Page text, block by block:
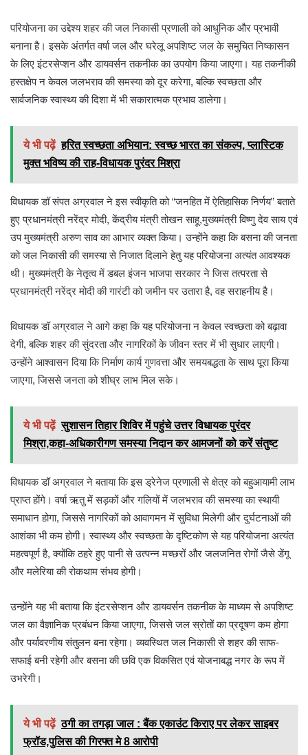
परियोजना का उद्देश्य शहर की जल निकासी प्रणाली को आधुनिक और प्रभावी
बनाना है। इसके अंतर्गत वर्षा जल और घरेलू अपशिष्ट जल के समुचित निष्कासन
के लिए इंटरसेप्शन और डायवर्सन तकनीक का उपयोग किया जाएगा। यह तकनीकी
हस्तक्षेप न केवल जलभराव की समस्या को दूर करेगा, बल्कि स्वच्छता और
सार्वजनिक स्वास्थ्य की दिशा में भी सकारात्मक प्रभाव डालेगा।
ये भी पढ़ें हरित स्वच्छता अभियान: स्वच्छ भारत का संकल्प, प्लास्टिक
मुक्त भविष्य की राह-विधायक पुरंदर मिश्रा
विधायक डॉ संपत अग्रवाल ने इस स्वीकृति को “जनहित में ऐतिहासिक निर्णय” बताते
हुए प्रधानमंत्री नरेंद्र मोदी, केंद्रीय मंत्री तोखन साहू,मुख्यमंत्री विष्णु देव साय एवं
उप मुख्यमंत्री अरुण साव का आभार व्यक्त किया। उन्होंने कहा कि बसना की जनता
को जल निकासी की समस्या से निजात दिलाने हेतु यह परियोजना अत्यंत आवश्यक
थी। मुख्यमंत्री के नेतृत्व में डबल इंजन भाजपा सरकार ने जिस तत्परता से
प्रधानमंत्री नरेंद्र मोदी की गारंटी को जमीन पर उतारा है, वह सराहनीय है।
विधायक डॉ अग्रवाल ने आगे कहा कि यह परियोजना न केवल स्वच्छता को बढ़ावा
देगी, बल्कि शहर की सुंदरता और नागरिकों के जीवन स्तर में भी सुधार लाएगी।
उन्होंने आश्वासन दिया कि निर्माण कार्य गुणवत्ता और समयबद्धता के साथ पूरा किया
जाएगा, जिससे जनता को शीघ्र लाभ मिल सके।
ये भी पढ़ें सुशासन तिहार शिविर में पहुंचे उत्तर विधायक पुरंदर
मिश्रा,कहा-अधिकारीगण समस्या निदान कर आमजनों को करें संतुष्ट
विधायक डॉ अग्रवाल ने बताया कि इस ड्रेनेज प्रणाली से क्षेत्र को बहुआयामी लाभ
प्राप्त होंगे। वर्षा ऋतु में सड़कों और गलियों में जलभराव की समस्या का स्थायी
समाधान होगा, जिससे नागरिकों को आवागमन में सुविधा मिलेगी और दुर्घटनाओं की
आशंका भी कम होगी। स्वास्थ्य और स्वच्छता के दृष्टिकोण से यह परियोजना अत्यंत
महत्वपूर्ण है, क्योंकि ठहरे हुए पानी से उत्पन्न मच्छरों और जलजनित रोगों जैसे डेंगू
और मलेरिया की रोकथाम संभव होगी।
उन्होंने यह भी बताया कि इंटरसेप्शन और डायवर्सन तकनीक के माध्यम से अपशिष्ट
जल का वैज्ञानिक प्रबंधन किया जाएगा, जिससे जल स्रोतों का प्रदूषण कम होगा
और पर्यावरणीय संतुलन बना रहेगा। व्यवस्थित जल निकासी से शहर की साफ-
सफाई बनी रहेगी और बसना की छवि एक विकसित एवं योजनाबद्ध नगर के रूप में
उभरेगी।
ये भी पढ़ें ठगी का तगड़ा जाल : बैंक एकाउंट किराए पर लेकर साइबर
फ्रॉड,पुलिस की गिरफ्त मे 8 आरोपी